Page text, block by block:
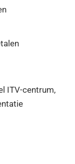
ITV-centrum,